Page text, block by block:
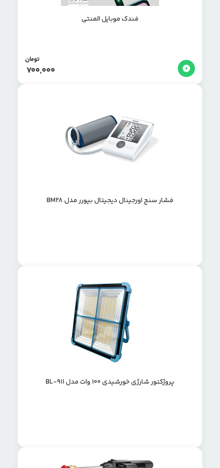
فندک موبایل المنتی
700,000
تومان
فشار سنج اورجینال دیجیتال بیورر مدل BM28
پروژکتور شارژی خورشیدی 100 وات مدل BL-911